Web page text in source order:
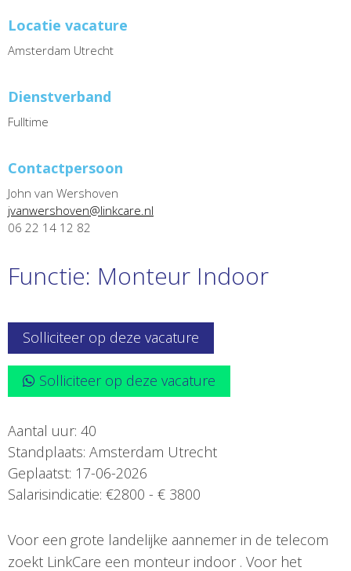
Locatie vacature
Amsterdam Utrecht
Dienstverband
Fulltime
Contactpersoon
John van Wershoven
jvanwershoven@linkcare.nl
06 22 14 12 82
Functie: Monteur Indoor
Solliciteer op deze vacature
Solliciteer op deze vacature
Aantal uur: 40
Standplaats: Amsterdam Utrecht
Geplaatst: 17-06-2026
Salarisindicatie: €2800 - € 3800
Voor een grote landelijke aannemer in de telecom
zoekt LinkCare een monteur indoor . Voor het